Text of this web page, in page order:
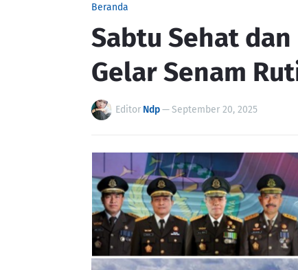
Beranda
Sabtu Sehat
Gelar Senam
Editor Ndp—September 20, 2025